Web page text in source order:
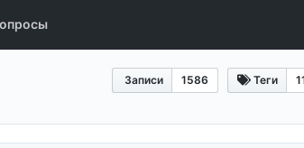
Записи 1586 Теги